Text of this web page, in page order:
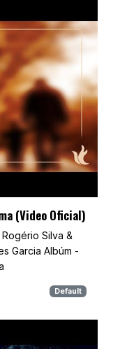
(Video Oficial)
Silva &
Garcia Albúm -
Default